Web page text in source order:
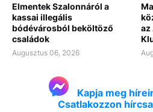
Elmentek Szalonnáról a
kassai illegális
bódévárosból beköltöző
családok
Augusztus 06, 2026
az
Kapja meg
Csatlakozzon